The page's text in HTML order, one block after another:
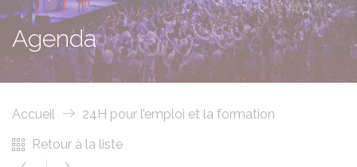
Agenda
Accueil
24H pour l’emploi et la formation
Retour à la liste